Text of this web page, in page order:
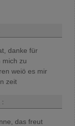
danke für
mich zu
weiö es mir
zeit
:
das freut